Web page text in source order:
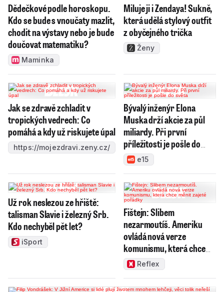
Dědečkové podle horoskopu.
Kdo se bude s vnoučaty mazlit,
chodit na výstavy nebo je bude
doučovat matematiku?
Maminka
Miluje ji i Zendaya! Sukně,
která udělá stylový outfit
z obyčejného trička
Ženy
Jak se zdravě zchladit v
tropických vedrech: Co
pomáhá a kdy už riskujete úpal
https://mojezdravi.zeny.cz/
Bývalý inženýr Elona
Muska drží akcie za půl
miliardy. Při první
příležitosti je pošle do
světae15
Už rok neslezou ze hřiště:
talisman Slavie i železný Srb.
Kdo nechyběl pět let?
iSport
Fištejn: Slibem
nezarmoutíš. Ameriku
ovládá nová verze
komunismu, která chce
měnit zajeté pořádky
Reflex